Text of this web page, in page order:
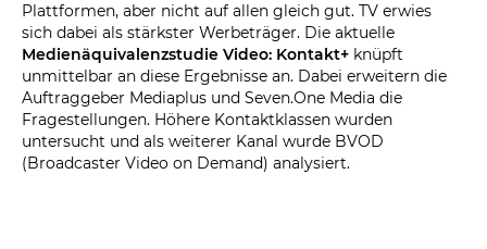
Plattformen, aber nicht auf allen gleich gut. TV erwies
sich dabei als stärkster Werbeträger. Die aktuelle
Medienäquivalenzstudie Video: Kontakt+ knüpft
unmittelbar an diese Ergebnisse an. Dabei erweitern die
Auftraggeber Mediaplus und Seven.One Media die
Fragestellungen. Höhere Kontaktklassen wurden
untersucht und als weiterer Kanal wurde BVOD
(Broadcaster Video on Demand) analysiert.